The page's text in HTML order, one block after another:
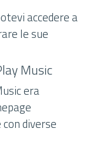
accedere a
le sue
Music
era
diverse